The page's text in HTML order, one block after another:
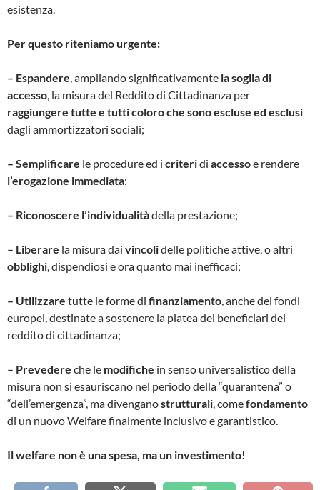
esistenza.
Per questo riteniamo urgente:
– Espandere, ampliando significativamente la soglia di
accesso, la misura del Reddito di Cittadinanza per
raggiungere tutte e tutti coloro che sono escluse ed esclusi
dagli ammortizzatori sociali;
– Semplificare le procedure ed i criteridi accessoe rendere
l’erogazione immediata;
– Riconoscere l’individualitàdella prestazione;
– Liberare la misura dai vincolidelle politiche attive, o altri
obblighi, dispendiosi e ora quanto mai inefficaci;
– Utilizzare tutte le forme di finanziamento, anche dei fondi
europei, destinate a sostenere la platea dei beneficiari del
reddito di cittadinanza;
– Prevedere che le modifiche in senso universalistico della
misura non si esauriscano nel periodo della “quarantena” o
“dell’emergenza”, ma divenganostrutturali, comefondamento
di un nuovo Welfare finalmente inclusivo e garantistico.
Il welfare non è una spesa, ma un investimento!